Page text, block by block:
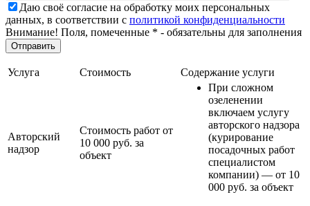
Даю своё согласие на обработку моих персональных
данных, в соответствии с политикой конфиденциальности
Внимание! Поля, помеченные * - обязательны для заполнения
Услуга Стоимость Содержание услуги
Авторский
надзор
Стоимость работ от
10 000 руб. за
объект
При сложном
озеленении
включаем услугу
авторского надзора
(курирование
посадочных работ
специалистом
компании) — от 10
000 руб. за объект